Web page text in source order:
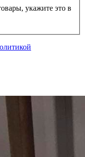
укажите это в